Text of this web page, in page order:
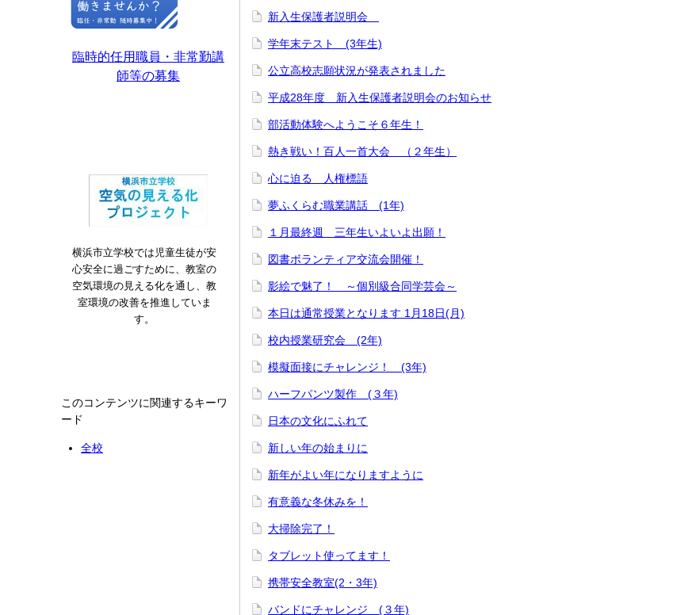
臨時的任用職員・非常勤講
師等の募集
横浜市立学校では児童生徒が安
心安全に過ごすために、教室の
空気環境の見える化を通し、教
室環境の改善を推進していま
す。
このコンテンツに関連するキーワ
ード
全校
新入生保護者説明会
学年末テスト (3年生)
公立高校志願状況が発表されました
平成28年度 新入生保護者説明会のお知らせ
部活動体験へようこそ６年生！
熱き戦い！百人一首大会 （２年生）
心に迫る 人権標語
夢ふくらむ職業講話 (1年)
１月最終週 三年生いよいよ出願！
図書ボランティア交流会開催！
影絵で魅了！ ～個別級合同学芸会～
本日は通常授業となります 1月18日(月)
校内授業研究会 (2年)
模擬面接にチャレンジ！ (3年)
ハーフパンツ製作 (３年)
日本の文化にふれて
新しい年の始まりに
新年がよい年になりますように
有意義な冬休みを！
大掃除完了！
タブレット使ってます！
携帯安全教室(2・3年)
バンドにチャレンジ (３年)